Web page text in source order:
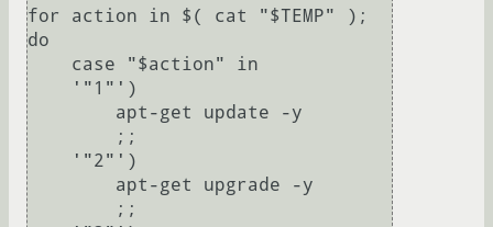
for action in $( cat "$TEMP" );
do